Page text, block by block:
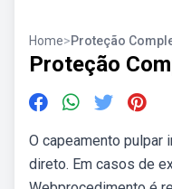
Home>Proteção
Proteção
O capeamento pulpar
direto. Em casos de